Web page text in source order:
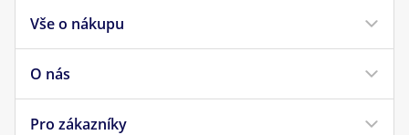
Krmivo pro psy
Krmivo pro kočky
Veterinární diety
Vše o nákupu
Doprava a platba
Obchodní podmínky
O nás
Náš příběh
Pro zákazníky